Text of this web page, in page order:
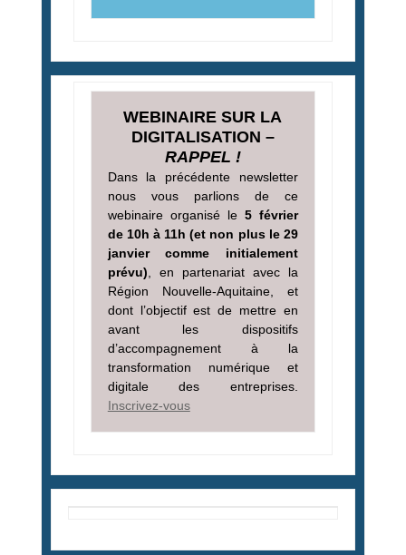
WEBINAIRE SUR LA
DIGITALISATION –
RAPPEL !
Dans la précédente newsletter
nous vous parlions de ce
webinaire organisé le 5 février
de 10h à 11h (et non plus le 29
janvier comme initialement
prévu) , en partenariat avec la
Région Nouvelle-Aquitaine, et
dont l’objectif est de mettre en
avant les dispositifs
d’accompagnement à la
transformation numérique et
digitale des entreprises.
Inscrivez-vous